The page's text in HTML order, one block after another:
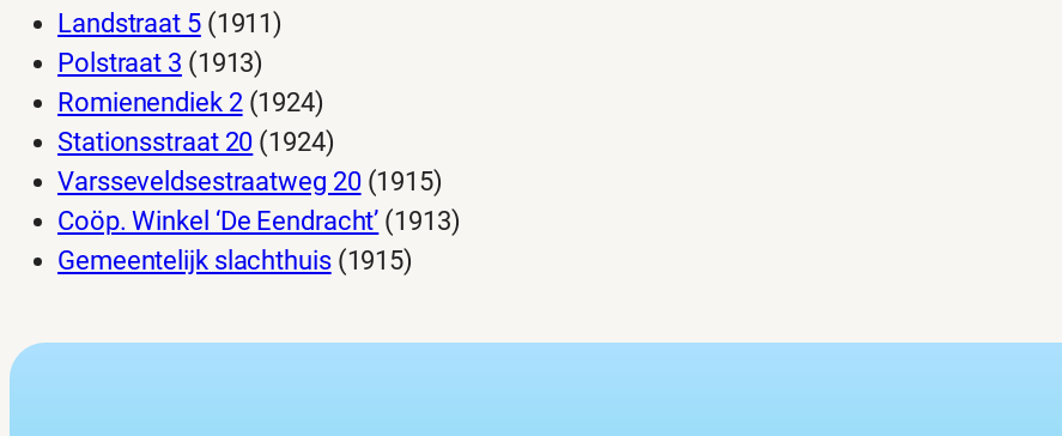
Landstraat 5(1911)
Polstraat 3 (1913)
Romienendiek 2(1924)
Stationsstraat 20 (1924)
Varsseveldsestraatweg 20(1915)
Coöp. Winkel ‘De Eendracht’ (1913)
Gemeentelijk slachthuis(1915)